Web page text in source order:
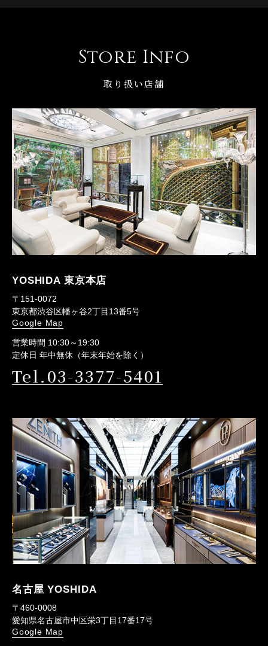
Store Info
取り扱い店舗
YOSHIDA 東京本店
〒151-0072
東京都渋谷区幡ヶ谷2丁目13番5号
Google Map
営業時間 10:30～19:30
定休日 年中無休（年末年始を除く）
Tel.03-3377-5401
名古屋 YOSHIDA
〒460-0008
愛知県名古屋市中区栄3丁目17番17号
Google Map